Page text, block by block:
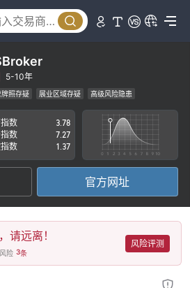
5-10年
牌照存疑 展业区域存疑 高级风险隐患
数
3.78
数
7.27
数
1.37
官方网址
请远离！
风险 3条
风险评测